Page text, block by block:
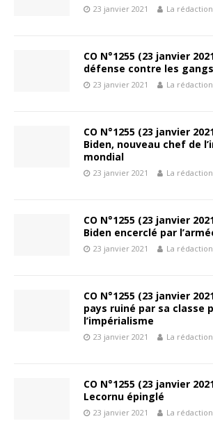
23 janvier 2021 La rédaction
CO N°1255 (23 janvier
défense contre les gangs
23 janvier 2021 La rédaction
CO N°1255 (23 janvier
Biden, nouveau chef de
mondial
23 janvier 2021 La rédaction
CO N°1255 (23 janvier
Biden encerclé par
23 janvier 2021 La rédaction
CO N°1255 (23 janvier
pays ruiné par sa classe
l’impérialisme
23 janvier 2021 La rédaction
CO N°1255 (23 janvier
Lecornu épinglé
23 janvier 2021 La rédaction